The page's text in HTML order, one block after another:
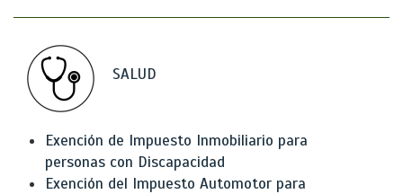
SALUD
Exención de Impuesto Inmobiliario para
personas con Discapacidad
Exención del Impuesto Automotor para